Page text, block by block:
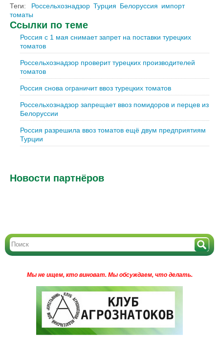
Теги:
Россельхознадзор Турция Белоруссия импорт
томаты
Ссылки по теме
Россия с 1 мая снимает запрет на поставки турецких
томатов
Россельхознадзор проверит турецких производителей
томатов
Россия снова ограничит ввоз турецких томатов
Россельхознадзор запрещает ввоз помидоров и перцев из
Белоруссии
Россия разрешила ввоз томатов ещё двум предприятиям
Турции
Новости партнёров
Мы не ищем, кто виноват. Мы обсуждаем, что делать.